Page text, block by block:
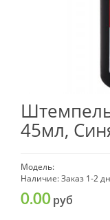
45мл,
Модель:
Наличие: Заказ 1-2
0.00руб